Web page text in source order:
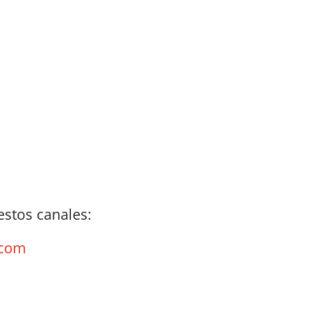
canales: